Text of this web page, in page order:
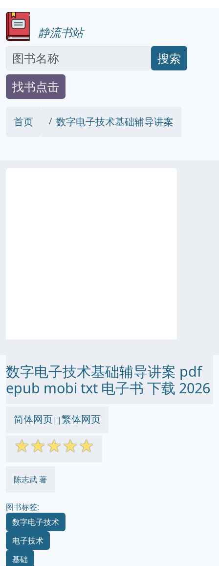
静流书站
搜索
找书点击
首页 数字电子技术基础辅导讲案
数字电子技术基础辅导讲案 pdf
epub mobi txt 电子书 下载 2026
简体网页||繁体网页
☆☆☆☆☆
陈志武 著
图书标签:
数字电子技术
电子技术
基础